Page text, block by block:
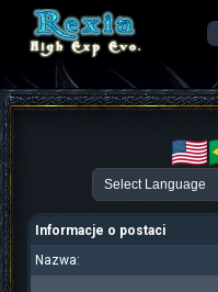
Informacje o postaci
Nazwa: